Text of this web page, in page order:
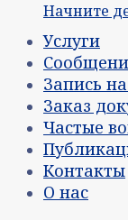
Начните
Услуги
Запись
Заказ
Частые
Контакты
О нас